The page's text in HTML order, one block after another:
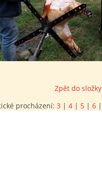
Zpět do složky
procházení: 3 | 4 | 5 | 6 |